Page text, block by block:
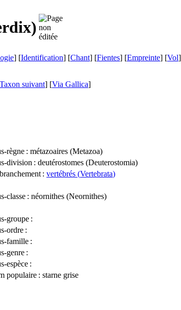
)
] [Identification] [Chant] [Fientes] [Empreinte] [Vol
Taxon suivant] [Via Gallica]
règne : métazoaires (Metazoa)
division : deutérostomes (Deuterostomia)
: vertébrés (Vertebrata)
classe : néornithes (Neornithes)
groupe :
ordre :
famille :
genre :
espèce :
populaire : starne grise